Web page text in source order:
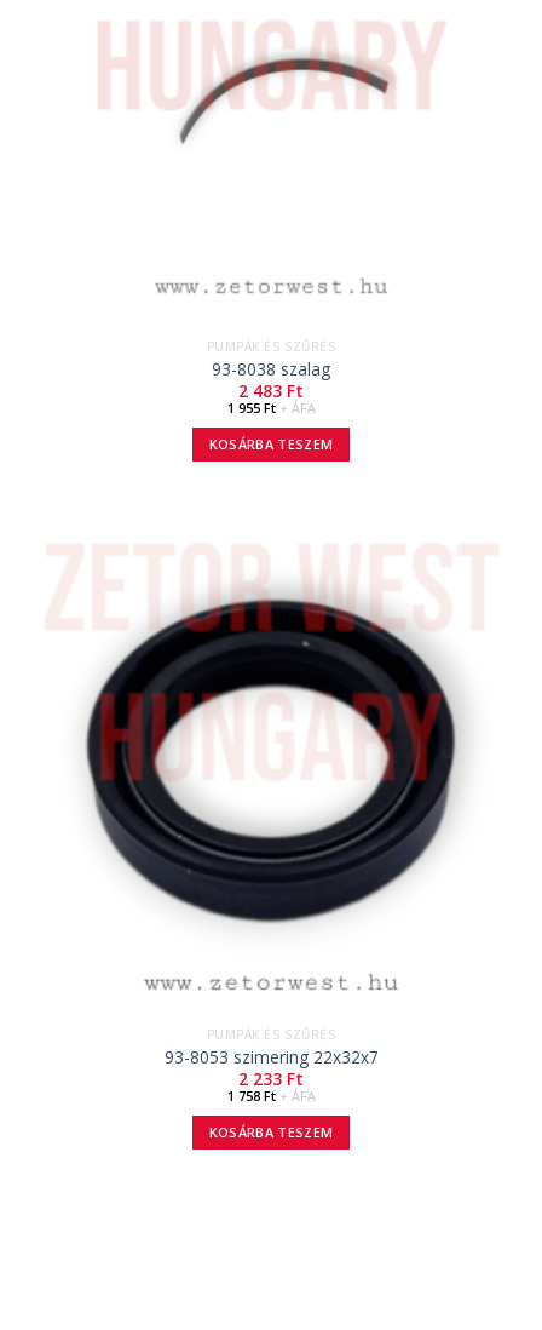
PUMPÁK ÉS SZŰRÉS
93-8038 szalag
2 483 Ft
1 955 Ft+ ÁFA
KOSÁRBA TESZEM
PUMPÁK ÉS SZŰRÉS
93-8053 szimering 22x32x7
2 233 Ft
1 758 Ft+ ÁFA
KOSÁRBA TESZEM